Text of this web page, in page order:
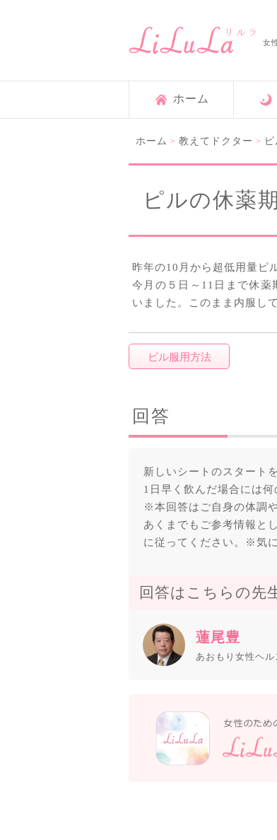
女
ホーム
ホーム > 教えてドクター >
ピルの休薬
昨年の10月から超低用量ピ
今月の５日～11日まで休薬
いました。このまま内服し
ピル服用方法
回答
新しいシートのスタート
1日早く飲んだ場合には
※本回答はご自身の体調
あくまでもご参考情報と
に従ってください。※気
回答はこちらの先
蓮尾豊
あおもり女性ヘ